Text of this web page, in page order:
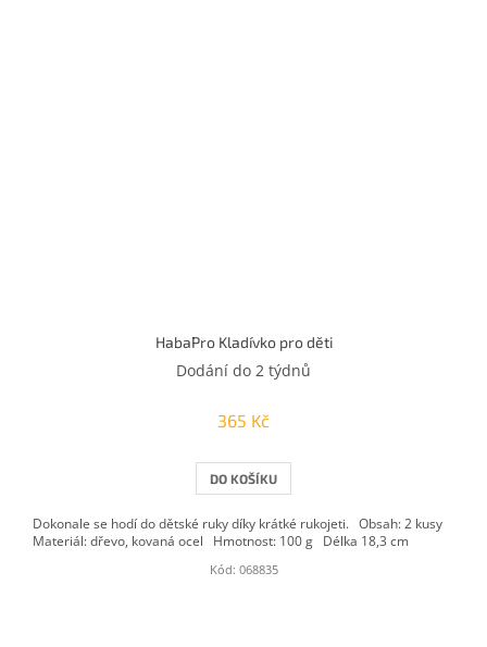
HabaPro Kladívko pro děti
Dodání do 2 týdnů
365 Kč
DO KOŠÍKU
Dokonale se hodí do dětské ruky díky krátké rukojeti. Obsah: 2 kusy
Materiál: dřevo, kovaná ocel Hmotnost: 100 g Délka 18,3 cm
Kód: 068835